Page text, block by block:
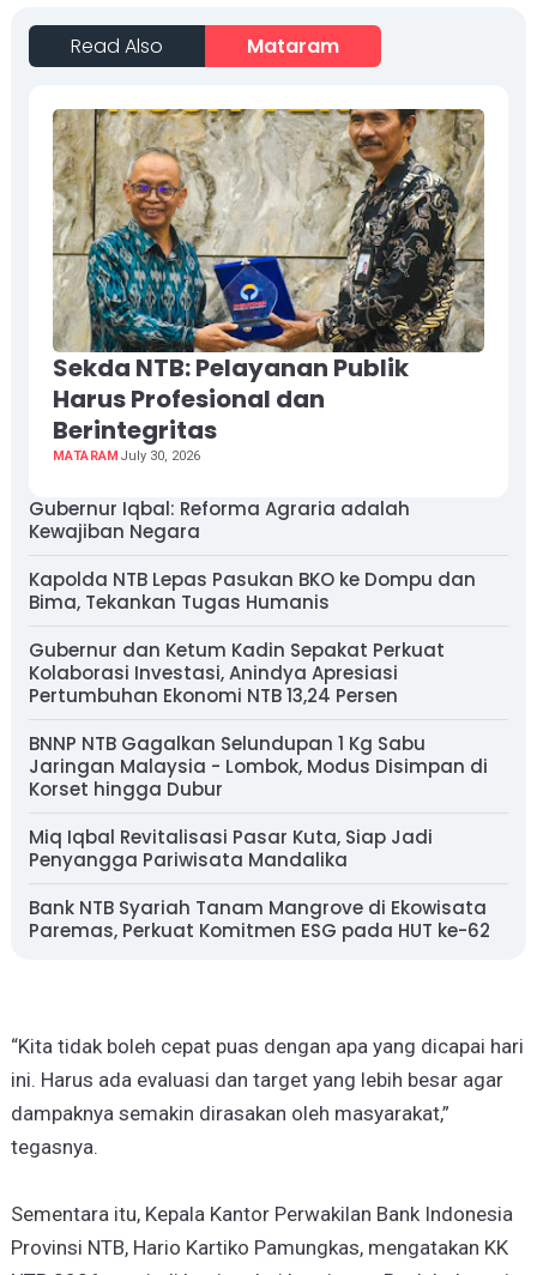
Read Also Mataram
Sekda NTB: Pelayanan Publik
Harus Profesional dan
Berintegritas
MATARAM July 30, 2026
Gubernur Iqbal: Reforma Agraria adalah
Kewajiban Negara
Kapolda NTB Lepas Pasukan BKO ke Dompu dan
Bima, Tekankan Tugas Humanis
Gubernur dan Ketum Kadin Sepakat Perkuat
Kolaborasi Investasi, Anindya Apresiasi
Pertumbuhan Ekonomi NTB 13,24 Persen
BNNP NTB Gagalkan Selundupan 1 Kg Sabu
Jaringan Malaysia - Lombok, Modus Disimpan di
Korset hingga Dubur
Miq Iqbal Revitalisasi Pasar Kuta, Siap Jadi
Penyangga Pariwisata Mandalika
Bank NTB Syariah Tanam Mangrove di Ekowisata
Paremas, Perkuat Komitmen ESG pada HUT ke-62
“Kita tidak boleh cepat puas dengan apa yang dicapai hari
ini. Harus ada evaluasi dan target yang lebih besar agar
dampaknya semakin dirasakan oleh masyarakat,”
tegasnya.
Sementara itu, Kepala Kantor Perwakilan Bank Indonesia
Provinsi NTB, Hario Kartiko Pamungkas, mengatakan KK